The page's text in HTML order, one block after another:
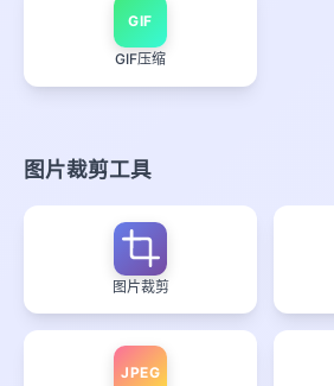
GIF
GIF压缩
图片裁剪工具
图片裁剪
JPEG